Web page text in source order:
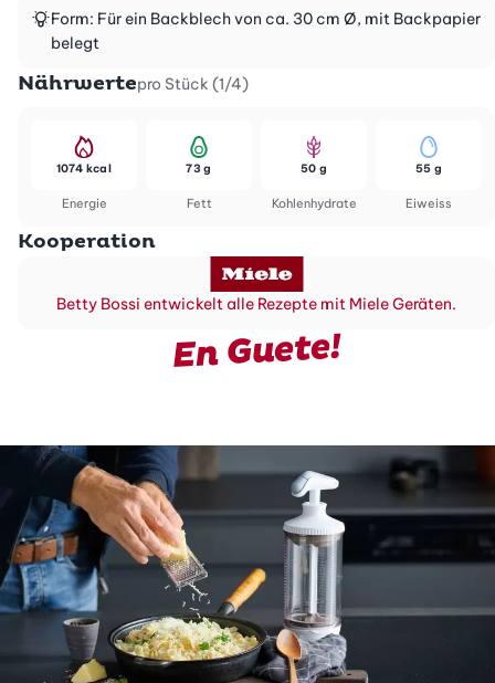
Form: Für ein Backblech von ca. 30 cm Ø, mit Backpapier
belegt
Nährwertepro Stück (1/4)
Energie
1074 kcal
Fett
73 g
Kohlenhydrate
50 g
Eiweiss
55 g
Kooperation
Betty Bossi entwickelt alle Rezepte mit Miele Geräten.
En Guete!